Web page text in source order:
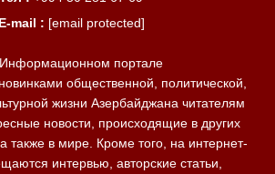
E-mail : [email protected]
портале
общественной, политической,
жизни Азербайджана читателям
новости, происходящие в других
также в мире. Кроме того, на интернет-
интервью, авторские статьи,